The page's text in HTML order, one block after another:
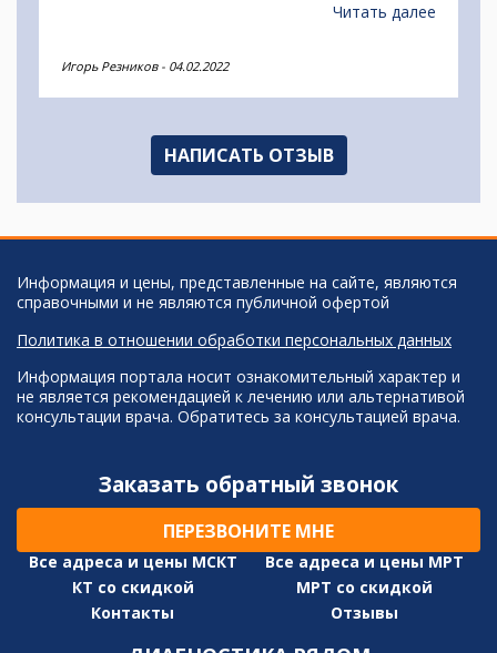
Читать далее
Игорь Резников - 04.02.2022
НАПИСАТЬ ОТЗЫВ
Информация и цены, представленные на сайте, являются
справочными и не являются публичной офертой
Политика в отношении обработки персональных данных
Информация портала носит ознакомительный характер и
не является рекомендацией к лечению или альтернативой
консультации врача. Обратитесь за консультацией врача.
Заказать обратный звонок
ПЕРЕЗВОНИТЕ МНЕ
Все адреса и цены МСКТ
Все адреса и цены МРТ
КТ со скидкой
МРТ со скидкой
Контакты
Отзывы